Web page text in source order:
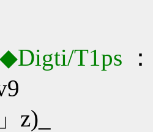
◆Digti/T1ps
z)_